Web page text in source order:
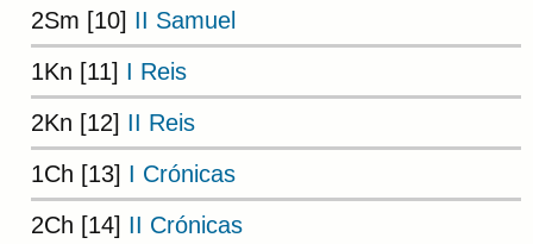
2Sm [10] II Samuel
1Kn [11] I Reis
2Kn [12] II Reis
1Ch [13] I Crónicas
2Ch [14] II Crónicas